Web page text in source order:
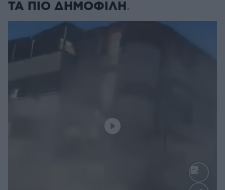
ΤΑ ΠΙΟ ΔΗΜΟΦΙΛΗ